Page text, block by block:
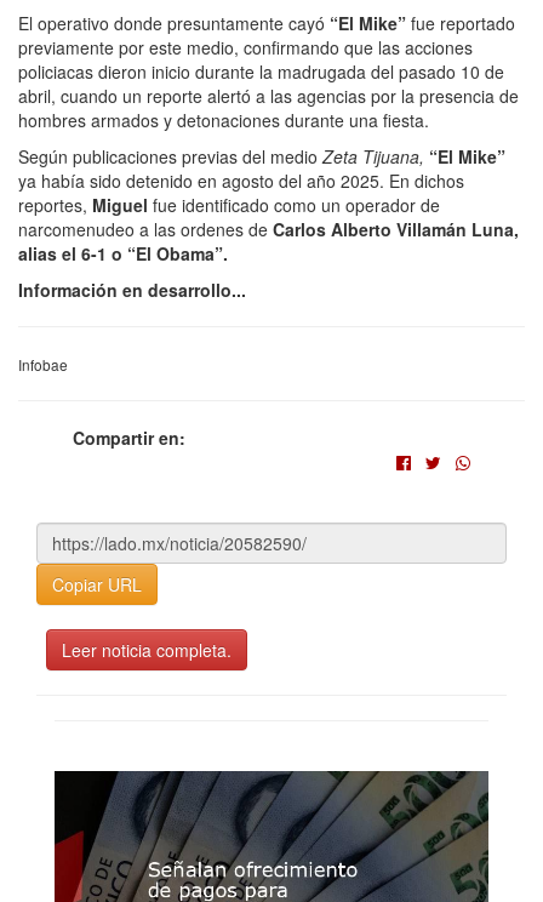
El operativo donde presuntamente cayó “El Mike” fue reportado
previamente por este medio, confirmando que las acciones
policiacas dieron inicio durante la madrugada del pasado 10 de
abril, cuando un reporte alertó a las agencias por la presencia de
hombres armados y detonaciones durante una fiesta.
Según publicaciones previas del medio Zeta Tijuana, “El Mike”
ya había sido detenido en agosto del año 2025. En dichos
reportes, Miguel fue identificado como un operador de
narcomenudeo a las ordenes de Carlos Alberto Villamán Luna,
alias el 6-1 o “El Obama”.
Información en desarrollo...
Infobae
Compartir en:
Copiar URL
Leer noticia completa.